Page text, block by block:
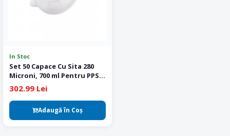
In Stoc
Set 50 Capace Cu Sita 280
Microni, 700 ml Pentru PPS
Colad
302.99 Lei
Adaugă în Coş